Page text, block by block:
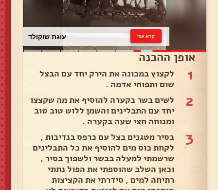
עוגת שוקולד קרא עוד
אופן ההכנה
1
לקצוץ במכונה את הירק יחד עם הבצל
שום ותפוחי אדמה .
2
לשים בשר בקערה להוסיף את מה שקצצו
יחד עם התבלינים והשמן ללוש טוב טוב
ומנוחה חצי שעה בקערה .
3
בסיר מטגנים בצל עם כרפס בנדיבות ,
לקחת כוס מים להוסיף את כל התבלינים
שרשמתי למעלה בבשר ולשפוך בסיר ,
וכאן השלב שהוספתי את הפול נתתי
רתיחה למים , סידרתי את הקציצות